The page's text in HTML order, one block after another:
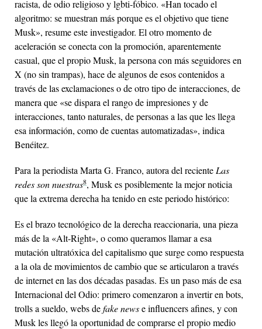
racista, de odio religioso ylgbti-fóbico. «Han tocado el
algoritmo: se muestran más porque es el objetivo que tiene
Musk», resume este investigador. El otro momento de
aceleración se conecta con la promoción, aparentemente
casual, que el propio Musk, la persona con más seguidores en
X (no sin trampas), hace de algunos de esos contenidos a
través de las exclamaciones o de otro tipo de interacciones, de
manera que «se dispara el rango de impresiones y de
interacciones, tanto naturales, de personas a las que les llega
esa información, como de cuentas automatizadas», indica
Benéitez.
Para la periodista Marta G. Franco, autora del reciente Las
redes son nuestras8, Musk es posiblemente la mejor noticia
que la extrema derecha ha tenido en este periodo histórico:
Es el brazo tecnológico de la derecha reaccionaria, una pieza
más de la «Alt-Right», o como queramos llamar a esa
mutación ultratóxica del capitalismo que surge como respuesta
a la ola de movimientos de cambio que se articularon a través
de internet en las dos décadas pasadas. Es un paso más de esa
Internacional del Odio: primero comenzaron a invertir en bots,
trolls a sueldo, webs defake newse influencers afines, y con
Musk les llegó la oportunidad de comprarse el propio medio